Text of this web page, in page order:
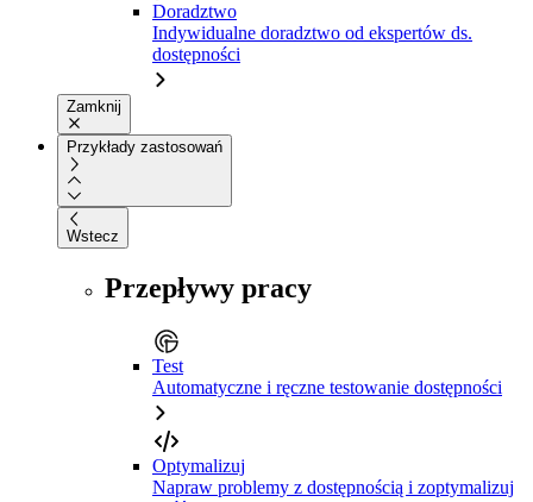
Doradztwo
Indywidualne doradztwo od ekspertów ds.
dostępności
Zamknij
Przykłady zastosowań
Wstecz
Przepływy pracy
Test
Automatyczne i ręczne testowanie dostępności
Optymalizuj
Napraw problemy z dostępnością i zoptymalizuj